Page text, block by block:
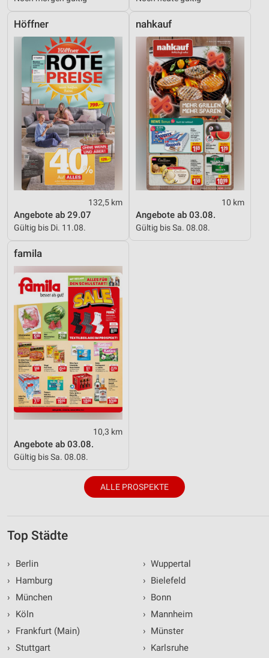
Höffner
132,5 km
Angebote ab 29.07
Gültig bis Di. 11.08.
nahkauf
10 km
Angebote ab 03.08.
Gültig bis Sa. 08.08.
famila
10,3 km
Angebote ab 03.08.
Gültig bis Sa. 08.08.
ALLE PROSPEKTE
Top Städte
›
Berlin
›
Hamburg
›
München
›
Köln
›
Frankfurt (Main)
› Stuttgart
› Wuppertal
› Bielefeld
› Bonn
› Mannheim
› Münster
› Karlsruhe